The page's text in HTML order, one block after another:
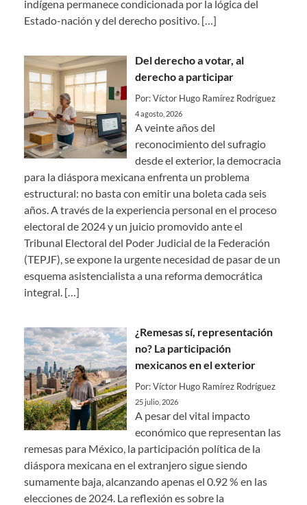
indígena permanece condicionada por la lógica del
Estado-nación y del derecho positivo. […]
Del derecho a votar, al
derecho a participar
Por: Víctor Hugo Ramírez Rodríguez
4 agosto, 2026
A veinte años del
reconocimiento del sufragio
desde el exterior, la democracia
para la diáspora mexicana enfrenta un problema
estructural: no basta con emitir una boleta cada seis
años. A través de la experiencia personal en el proceso
electoral de 2024 y un juicio promovido ante el
Tribunal Electoral del Poder Judicial de la Federación
(TEPJF), se expone la urgente necesidad de pasar de un
esquema asistencialista a una reforma democrática
integral. […]
¿Remesas sí, representación
no? La participación
mexicanos en el exterior
Por: Víctor Hugo Ramírez Rodríguez
25 julio, 2026
A pesar del vital impacto
económico que representan las
remesas para México, la participación política de la
diáspora mexicana en el extranjero sigue siendo
sumamente baja, alcanzando apenas el 0.92 % en las
elecciones de 2024. La reflexión es sobre la